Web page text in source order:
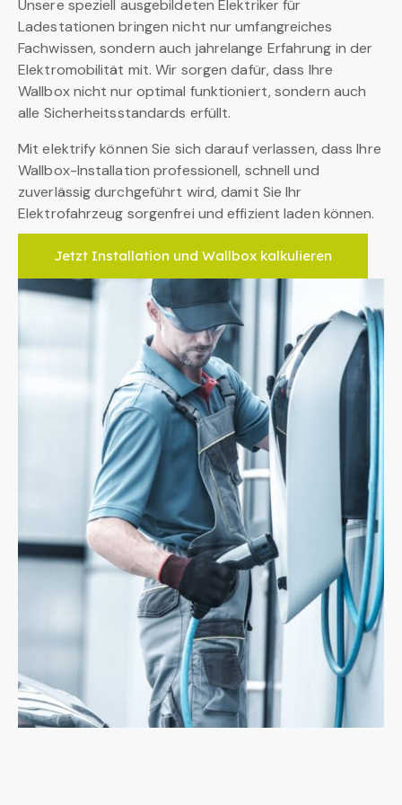
Unsere speziell ausgebildeten Elektriker für
Ladestationen bringen nicht nur umfangreiches
Fachwissen, sondern auch jahrelange Erfahrung in der
Elektromobilität mit. Wir sorgen dafür, dass Ihre
Wallbox nicht nur optimal funktioniert, sondern auch
alle Sicherheitsstandards erfüllt.
Mit elektrify können Sie sich darauf verlassen, dass Ihre
Wallbox-Installation professionell, schnell und
zuverlässig durchgeführt wird, damit Sie Ihr
Elektrofahrzeug sorgenfrei und effizient laden können.
Jetzt Installation und Wallbox kalkulieren